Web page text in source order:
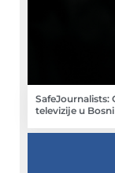
SafeJournalists:
televizije u